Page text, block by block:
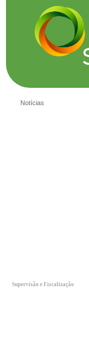
Notícias
Supervisão e Fiscalização